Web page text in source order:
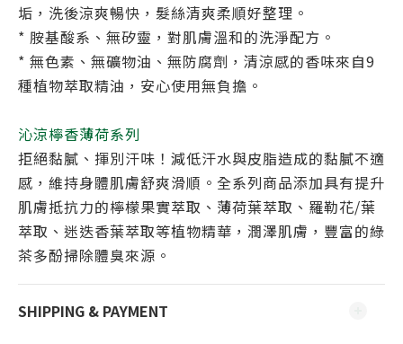
垢，洗後涼爽暢快，髮絲清爽柔順好整理。
* 胺基酸系、無矽靈，對肌膚溫和的洗淨配方。
* 無色素、無礦物油、無防腐劑，清涼感的香味來自9
種植物萃取精油，安心使用無負擔。
沁涼檸香薄荷系列
拒絕黏膩、揮別汗味！減低汗水與皮脂造成的黏膩不適
感，維持身體肌膚舒爽滑順。全系列商品添加具有提升
肌膚抵抗力的檸檬果實萃取、薄荷葉萃取、羅勒花/葉
萃取、迷迭香葉萃取等植物精華，潤澤肌膚，豐富的綠
茶多酚掃除體臭來源。
SHIPPING & PAYMENT